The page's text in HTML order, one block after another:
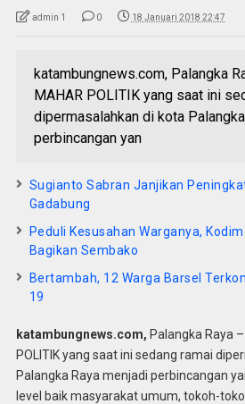
admin 1 0 18 Januari 2018 22:47
katambungnews.com, Palangka
MAHAR POLITIK yang saat ini
dipermasalahkan di kota
perbincangan yan
Sugianto Sabran Janjikan
Gadabung
Peduli Kesusahan Warganya,
Bagikan Sembako
Bertambah, 12 Warga Barsel
19
katambungnews.com, Palangka Raya
POLITIK yang saat ini sedang ramai
Palangka Raya menjadi perbincangan
level baik masyarakat umum, tokoh-